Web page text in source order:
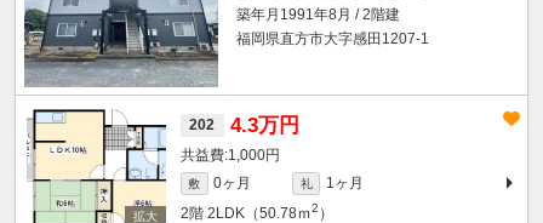
築年月1991年8月 / 2階建
福岡県直方市大字感田1207-1
202 4.3万円
1,000円
敷 0ヶ月 礼
1ヶ月
2階 2LDK（50.78ｍ2 ）